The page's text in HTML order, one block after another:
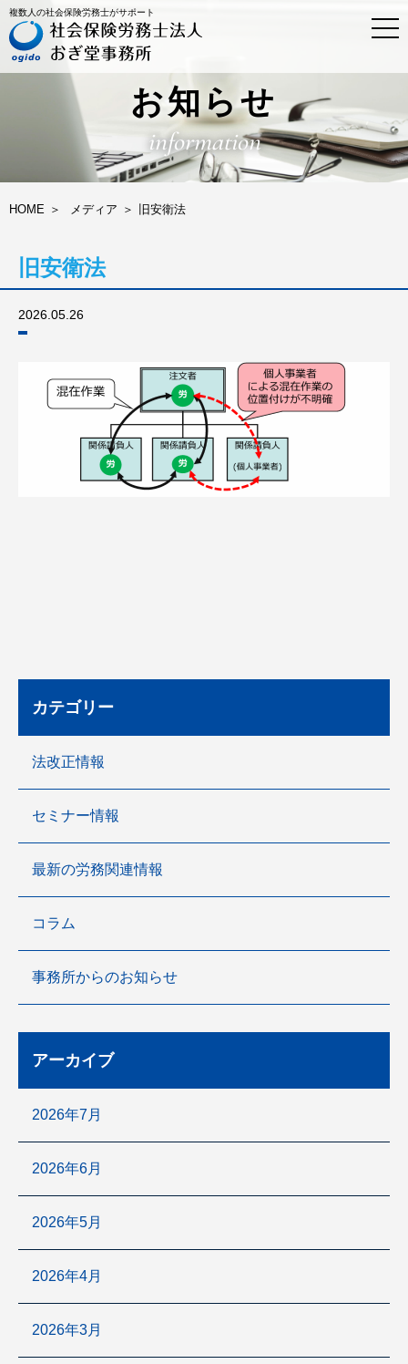
複数人の社会保険労務士がサポート
t
o
g
n
a
v
i
お知らせ
information
HOME メディア 旧安衛法
旧安衛法
2026.05.26
カテゴリー
法改正情報
セミナー情報
最新の労務関連情報
コラム
事務所からのお知らせ
アーカイブ
2026年7月
2026年6月
2026年5月
2026年4月
2026年3月